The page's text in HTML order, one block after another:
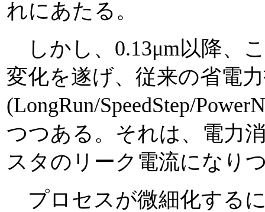
れにあたる。
しかし、0.13μm以降、
変化を遂げ、従来の省電
(LongRun/SpeedStep/
つつある。それは、電力
スタのリーク電流になり
プロセスが微細化する